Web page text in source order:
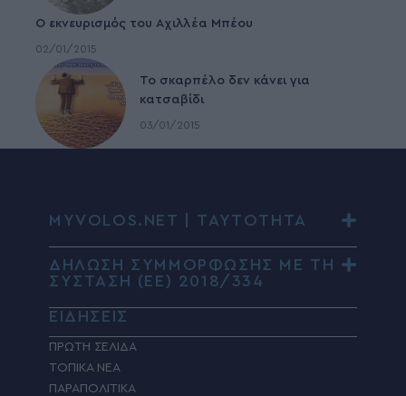
Ο εκνευρισμός του Αχιλλέα Μπέου
02/01/2015
To σκαρπέλο δεν κάνει για
κατσαβίδι
03/01/2015
MYVOLOS.NET | ΤΑΥΤΟΤΗΤΑ
ΔΗΛΩΣΗ ΣΥΜΜΟΡΦΩΣΗΣ ΜΕ ΤΗ
ΣΥΣΤΑΣΗ (ΕΕ) 2018/334
ΕΙΔΗΣΕΙΣ
ΠΡΩΤΗ ΣΕΛΙΔΑ
ΤΟΠΙΚΑ ΝΕΑ
ΠΑΡΑΠΟΛΙΤΙΚΑ